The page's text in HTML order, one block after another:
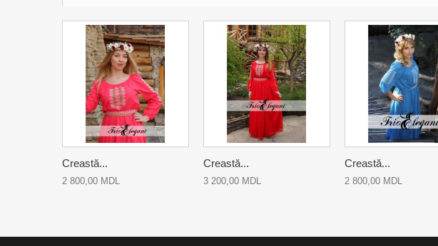
Creastă...
2 800,00 MDL
Creastă...
3 200,00 MDL
Creastă...
2 800,00 MDL